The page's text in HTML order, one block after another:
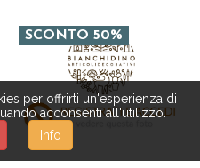
per offrirti un'esperienza di
acconsenti all'utilizzo.
Info
SCONTO 50%